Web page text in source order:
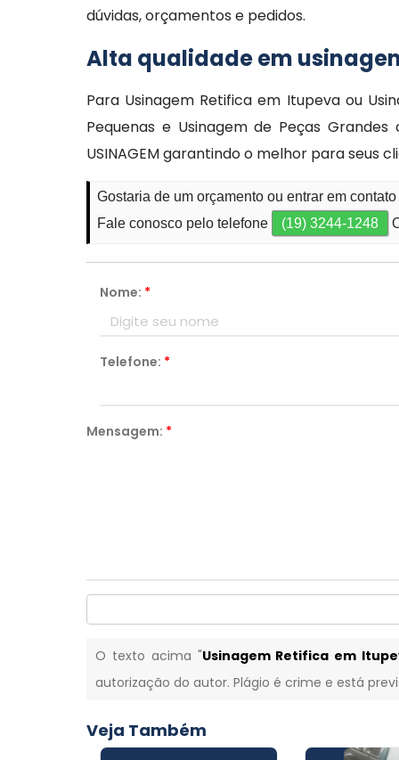
dúvidas, orçamentos e pedidos.
Alta qualidade em
Para Usinagem Retifica em Itupeva ou
Pequenas e Usinagem de Peças
USINAGEM garantindo o melhor para seus
Gostaria de um orçamento ou entrar em
Fale conosco pelo telefone
(19) 3244-1248
Nome: *
Telefone: *
Mensagem: *
O texto acima "Usinagem Retifica em
autorização do autor. Plágio é crime e está
Veja Também